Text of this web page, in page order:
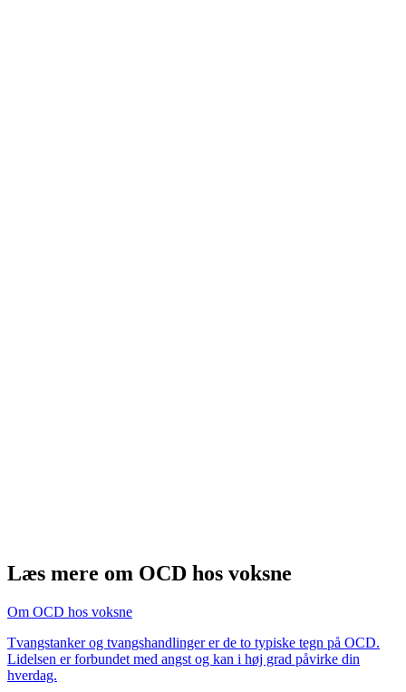
Læs mere om OCD hos voksne
Om OCD hos voksne
Tvangstanker og tvangshandlinger er de to typiske tegn på OCD.
Lidelsen er forbundet med angst og kan i høj grad påvirke din
hverdag.